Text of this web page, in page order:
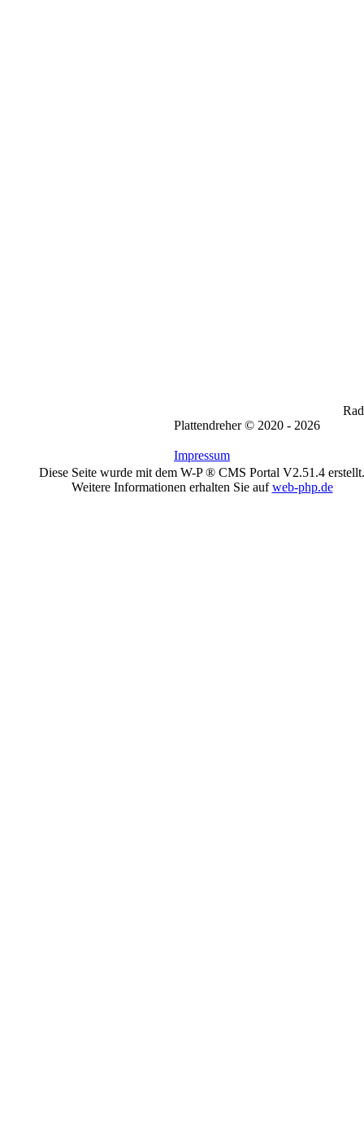
Plattendreher © 2020 - 2026
Impressum
Diese Seite wurde mit dem W-P ® CMS Portal V2.51.4 erstellt.
Weitere Informationen erhalten Sie aufweb-php.de